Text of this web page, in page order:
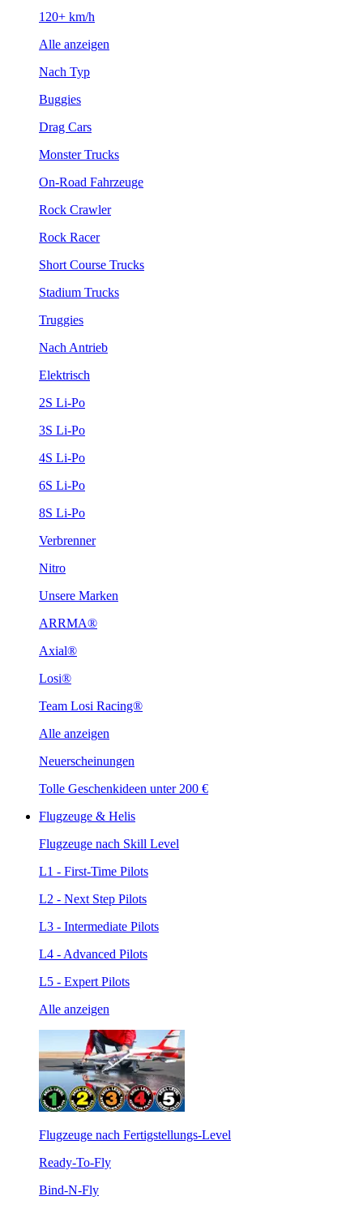
120+ km/h
Alle anzeigen
Nach Typ
Buggies
Drag Cars
Monster Trucks
On-Road Fahrzeuge
Rock Crawler
Rock Racer
Short Course Trucks
Stadium Trucks
Truggies
Nach Antrieb
Elektrisch
2S Li-Po
3S Li-Po
4S Li-Po
6S Li-Po
8S Li-Po
Verbrenner
Nitro
Unsere Marken
ARRMA®
Axial®
Losi®
Team Losi Racing®
Alle anzeigen
Neuerscheinungen
Tolle Geschenkideen unter 200 €
Flugzeuge & Helis
Flugzeuge nach Skill Level
L1 - First-Time Pilots
L2 - Next Step Pilots
L3 - Intermediate Pilots
L4 - Advanced Pilots
L5 - Expert Pilots
Alle anzeigen
Flugzeuge nach Fertigstellungs-Level
Ready-To-Fly
Bind-N-Fly